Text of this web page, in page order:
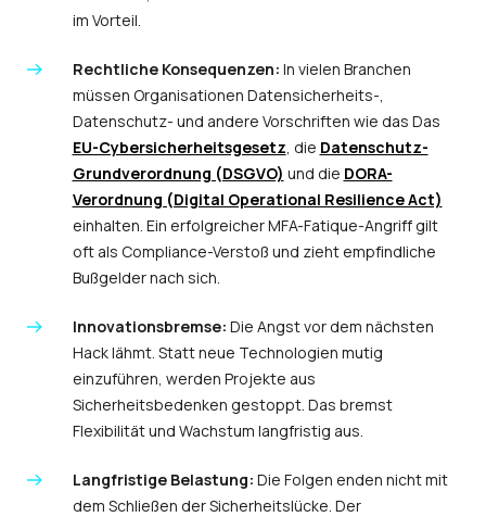
im Vorteil.
Rechtliche Konsequenzen: In vielen Branchen
müssen Organisationen Datensicherheits-,
Datenschutz- und andere Vorschriften wie das Das
EU-Cybersicherheitsgesetz, die Datenschutz-
Grundverordnung (DSGVO) und die DORA-
Verordnung (Digital Operational Resilience Act)
einhalten. Ein erfolgreicher MFA-Fatique-Angriff gilt
oft als Compliance-Verstoß und zieht empfindliche
Bußgelder nach sich.
Innovationsbremse: Die Angst vor dem nächsten
Hack lähmt. Statt neue Technologien mutig
einzuführen, werden Projekte aus
Sicherheitsbedenken gestoppt. Das bremst
Flexibilität und Wachstum langfristig aus.
Langfristige Belastung: Die Folgen enden nicht mit
dem Schließen der Sicherheitslücke. Der